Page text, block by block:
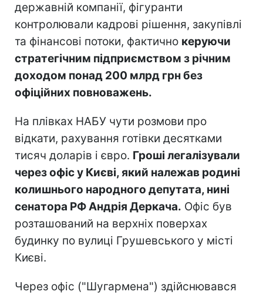
державній компанії, фігуранти
контролювали кадрові рішення, закупівлі
та фінансові потоки, фактично керуючи
стратегічним підприємством з річним
доходом понад 200 млрд грн без
офіційних повноважень.
На плівках НАБУ чути розмови про
відкати, рахування готівки десятками
тисяч доларів і євро. Гроші легалізували
через офіс у Києві, який належав родині
колишнього народного депутата, нині
сенатора РФ Андрія Деркача. Офіс був
розташований на верхніх поверхах
будинку по вулиці Грушевського у місті
Києві.
Через офіс ("Шугармена") здійснювався